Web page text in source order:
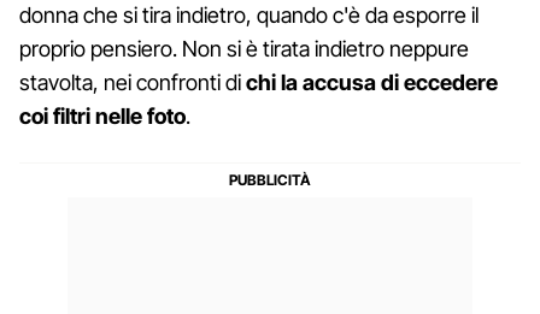
donna che si tira indietro, quando c'è da esporre il
proprio pensiero. Non si è tirata indietro neppure
stavolta, nei confronti dichi la accusa di eccedere
coi filtri nelle foto.